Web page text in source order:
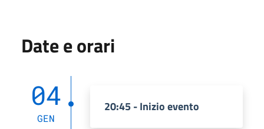
Date e orari
04
GEN
20:45 - Inizio evento